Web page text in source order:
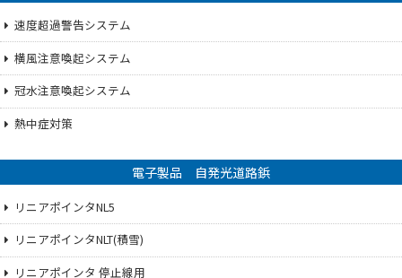
速度超過警告システム
横風注意喚起システム
冠水注意喚起システム
熱中症対策
電子製品 自発光道路鋲
リニアポインタNL5
リニアポインタNLT(積雪)
リニアポインタ 停止線用